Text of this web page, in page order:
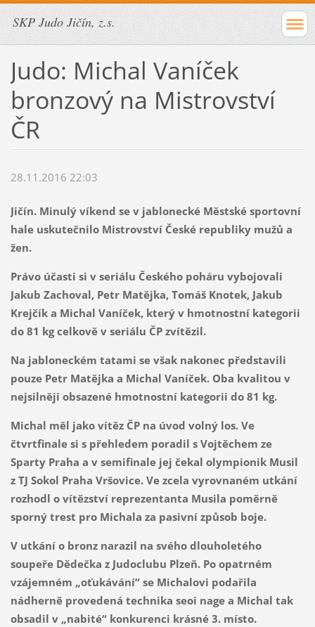
SKP Judo Jičín, z.s.
Judo: Michal Vaníček
bronzový na Mistrovství
ČR
28.11.2016 22:03
Jičín. Minulý víkend se v jablonecké Městské sportovní
hale uskutečnilo Mistrovství České republiky mužů a
žen.
Právo účasti si v seriálu Českého poháru vybojovali
Jakub Zachoval, Petr Matějka, Tomáš Knotek, Jakub
Krejčík a Michal Vaníček, který v hmotnostní kategorii
do 81 kg celkově v seriálu ČP zvítězil.
Na jabloneckém tatami se však nakonec představili
pouze Petr Matějka a Michal Vaníček. Oba kvalitou v
nejsilněji obsazené hmotnostní kategorii do 81 kg.
Michal měl jako vítěz ČP na úvod volný los. Ve
čtvrtfinale si s přehledem poradil s Vojtěchem ze
Sparty Praha a v semifinale jej čekal olympionik Musil
z TJ Sokol Praha Vršovice. Ve zcela vyrovnaném utkání
rozhodl o vítězství reprezentanta Musila poměrně
sporný trest pro Michala za pasivní způsob boje.
V utkání o bronz narazil na svého dlouholetého
soupeře Dědečka z Judoclubu Plzeň. Po opatrném
vzájemném „oťukávání“ se Michalovi podařila
nádherně provedená technika seoi nage a Michal tak
obsadil v „nabité“ konkurenci krásné 3. místo.